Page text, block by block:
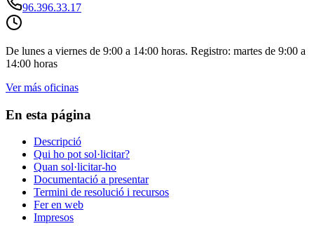
96.396.33.17
De lunes a viernes de 9:00 a 14:00 horas. Registro: martes de 9:00 a
14:00 horas
Ver más oficinas
En esta página
Descripció
Qui ho pot sol·licitar?
Quan sol·licitar-ho
Documentació a presentar
Termini de resolució i recursos
Fer en web
Impresos